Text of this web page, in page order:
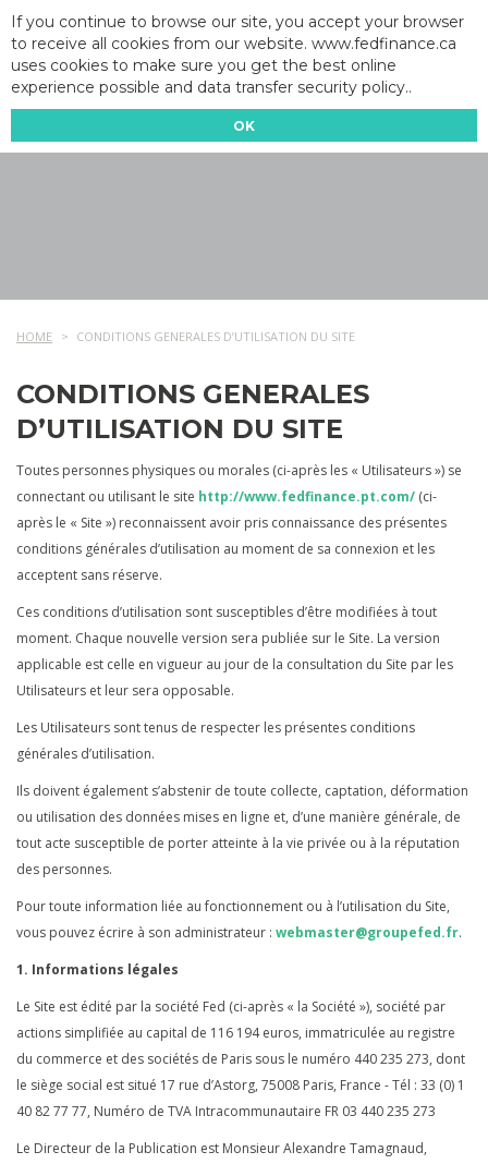
If you continue to browse our site, you accept your browser
to receive all cookies from our website. www.fedfinance.ca
uses cookies to make sure you get the best online
experience possible and data transfer security policy..
OK
HOME CONDITIONS GENERALES D’UTILISATION DU SITE
CONDITIONS GENERALES
D’UTILISATION DU SITE
Toutes personnes physiques ou morales (ci-après les « Utilisateurs ») se
connectant ou utilisant le site http://www.fedfinance.pt.com/ (ci-
après le « Site ») reconnaissent avoir pris connaissance des présentes
conditions générales d’utilisation au moment de sa connexion et les
acceptent sans réserve.
Ces conditions d’utilisation sont susceptibles d’être modifiées à tout
moment. Chaque nouvelle version sera publiée sur le Site. La version
applicable est celle en vigueur au jour de la consultation du Site par les
Utilisateurs et leur sera opposable.
Les Utilisateurs sont tenus de respecter les présentes conditions
générales d’utilisation.
Ils doivent également s’abstenir de toute collecte, captation, déformation
ou utilisation des données mises en ligne et, d’une manière générale, de
tout acte susceptible de porter atteinte à la vie privée ou à la réputation
des personnes.
Pour toute information liée au fonctionnement ou à l’utilisation du Site,
vous pouvez écrire à son administrateur : webmaster@groupefed.fr.
1. Informations légales
Le Site est édité par la société Fed (ci-après « la Société »), société par
actions simplifiée au capital de 116 194 euros, immatriculée au registre
du commerce et des sociétés de Paris sous le numéro 440 235 273, dont
le siège social est situé 17 rue d’Astorg, 75008 Paris, France - Tél : 33 (0) 1
40 82 77 77, Numéro de TVA Intracommunautaire FR 03 440 235 273
Le Directeur de la Publication est Monsieur Alexandre Tamagnaud,